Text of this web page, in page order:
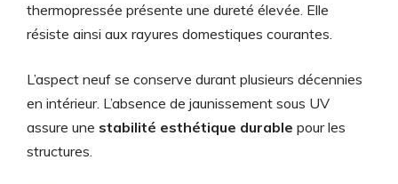
thermopressée présente une dureté élevée. Elle
résiste ainsi aux rayures domestiques courantes.
L’aspect neuf se conserve durant plusieurs décennies
en intérieur. L’absence de jaunissement sous UV
assure une stabilité esthétique durable pour les
structures.